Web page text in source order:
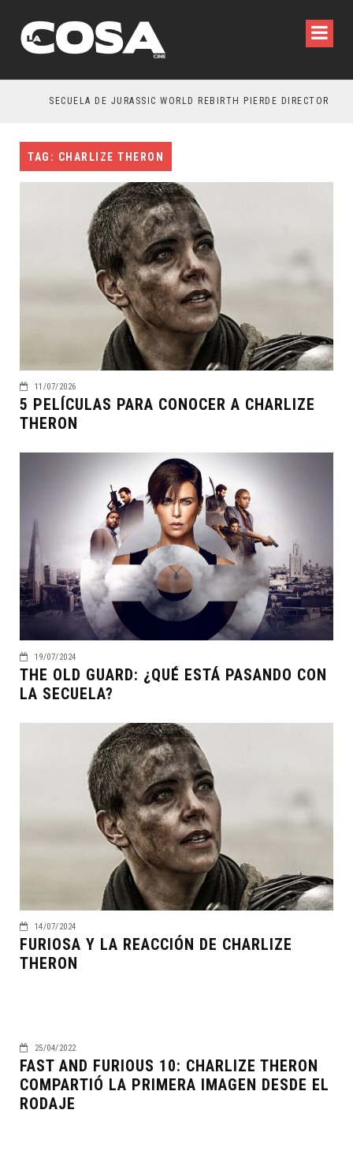
SECUELA DE JURASSIC WORLD REBIRTH PIERDE DIRECTOR
TAG: CHARLIZE THERON
11/07/2026
5 PELÍCULAS PARA CONOCER A CHARLIZE
THERON
19/07/2024
THE OLD GUARD: ¿QUÉ ESTÁ PASANDO CON
LA SECUELA?
14/07/2024
FURIOSA Y LA REACCIÓN DE CHARLIZE
THERON
25/04/2022
FAST AND FURIOUS 10: CHARLIZE THERON
COMPARTIÓ LA PRIMERA IMAGEN DESDE EL
RODAJE